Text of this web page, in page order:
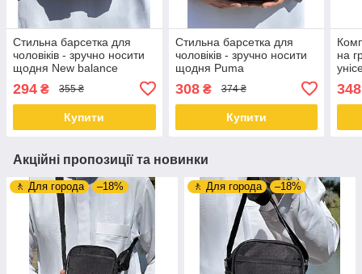
Стильна барсетка для
чоловіків - зручно носити
щодня New balance
294 ₴ 355 ₴
Купити
Стильна барсетка для
чоловіків - зручно носити
щодня Puma
308₴ 374 ₴
Купити
на
348
Акційні пропозиції та новинки
🚶 Для города –18% 🚶 Для города –18%